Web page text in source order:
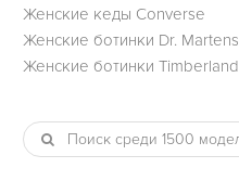
Женские кеды Converse
Женские ботинки Dr. Martens
Женские ботинки Timberland